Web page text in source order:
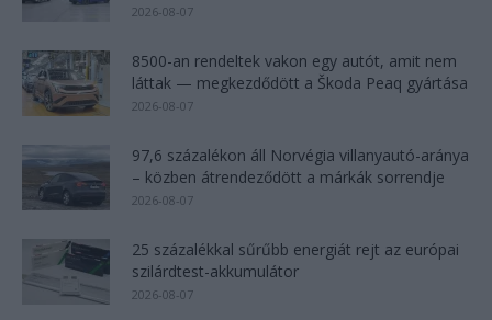
2026-08-07
8500-an rendeltek vakon egy autót, amit nem
láttak — megkezdődött a Škoda Peaq gyártása
2026-08-07
97,6 százalékon áll Norvégia villanyautó-aránya
– közben átrendeződött a márkák sorrendje
2026-08-07
25 százalékkal sűrűbb energiát rejt az európai
szilárdtest-akkumulátor
2026-08-07